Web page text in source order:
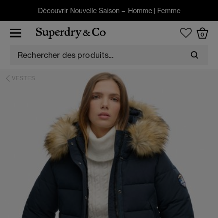
Découvrir Nouvelle Saison – Homme| Femme
0
VESTES